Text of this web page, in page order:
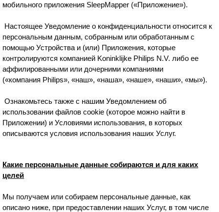
мобильного приложения SleepMapper («Приложение»).
Настоящее Уведомление о конфиденциальности относится к
персональным данным, собранным или обработанным с
помощью Устройства и (или) Приложения, которые
контролируются компанией Koninklijke Philips N.V. либо ее
аффилированными или дочерними компаниями
(«компания Philips», «наш», «наша», «наше», «наши», «мы»).
Ознакомьтесь также с нашим Уведомлением об
использовании файлов cookie (которое можно найти в
Приложении) и Условиями использования, в которых
описываются условия использования наших Услуг.
Какие персональные данные собираются и для каких
целей
Мы получаем или собираем персональные данные, как
описано ниже, при предоставлении наших Услуг, в том числе